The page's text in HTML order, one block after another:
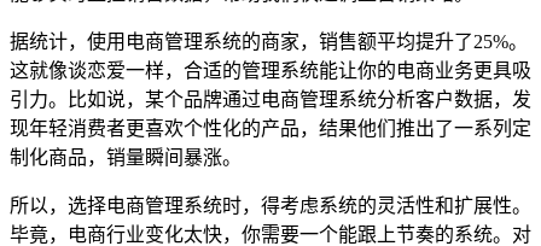
据统计，使用电商管理系统的商家，销售额平均提升了25%。
这就像谈恋爱一样，合适的管理系统能让你的电商业务更具吸
引力。比如说，某个品牌通过电商管理系统分析客户数据，发
现年轻消费者更喜欢个性化的产品，结果他们推出了一系列定
制化商品，销量瞬间暴涨。
所以，选择电商管理系统时，得考虑系统的灵活性和扩展性。
毕竟，电商行业变化太快，你需要一个能跟上节奏的系统。对